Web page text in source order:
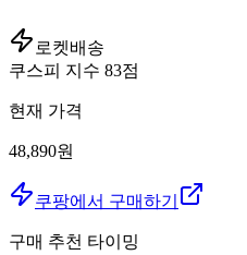
로켓배송
쿠스피 지수 83점
현재 가격
48,890원
쿠팡에서 구매하기
구매 추천 타이밍